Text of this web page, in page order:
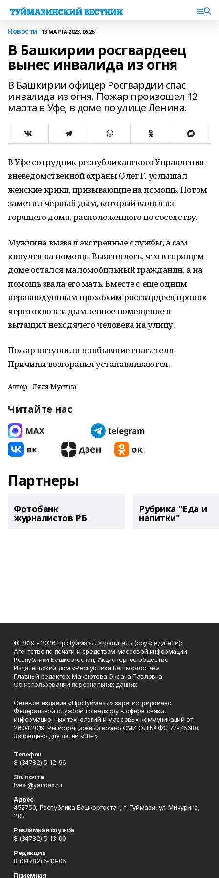
Новости 13 МАРТА 2023, 06:26
В Башкирии росгвардеец
вынес инвалида из огня
В Башкирии офицер Росгвардии спас
инвалида из огня. Пожар произошел 12
марта в Уфе, в доме по улице Ленина.
В Уфе сотрудник республиканского Управления
вневедомственной охраны Олег Г. услышал
женские крики, призывающие на помощь. Потом
заметил черный дым, который валил из
горящего дома, расположенного по соседству.
Мужчина вызвал экстренные службы, а сам
кинулся на помощь. Выяснилось, что в горящем
доме остался маломобильный гражданин, а на
помощь звала его мать. Вместе с еще одним
неравнодушным прохожим росгвардеец проник
через окно в задымленное помещение и
вытащил неходячего человека на улицу.
Пожар потушили прибывшие спасатели.
Причины возгорания устанавливаются.
Автор: Ляля Мусина
Читайте нас
Партнеры
Фотобанк
журналистов РБ
Рубрика "Еда и
напитки"
© 2019 - 2026 ПроТуймазы. Учредитель (соучредители):
Агентство по печати и средствам массовой информации
Республики Башкортостан, Акционерное общество
Издательский дом «Республика Башкортостан»
Главный редактор: Максютова Оксана Павловна
Об использовании персональных данных
Сетевое издание «ПроТуймазы» зарегистрировано
Федеральной службой по надзору в сфере связи,
информационных технологий и массовых коммуникаций от
26.04.2019. Регистрационный номер СМИ ЭЛ № ФС 77-75680.
Запрещено для детей «18+»
Телефон
8 (34782) 5-12-96
Эл. почта
tvest@yandex.ru
Адрес
452750, Республика Башкортостан, г. Туймазы, ул. Мичурина,
20Б
Рекламная служба
8 (34782) 5-13-00
Редакция
8 (34782) 5-13-05
Приемная